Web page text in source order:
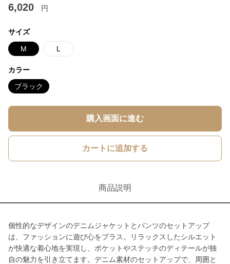
6,020 円
サイズ
M L
カラー
ブラック
購入画面に進む
カートに追加する
商品説明
個性的なデザインのデニムジャケットとパンツのセットアップ
は、ファッションに遊び心をプラス。リラックスしたシルエット
が快適な着心地を実現し、ポケットやステッチのディテールが独
自の魅力を引き立てます。デニム素材のセットアップで、周囲と